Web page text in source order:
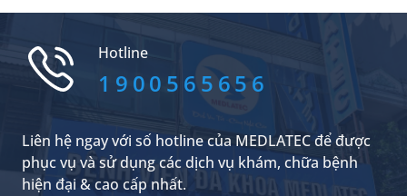
tình trạng sức khỏe và tốc độ hồi phục của
Hotline
1900565656
Liên hệ ngay với số hotline của MEDLATEC để được
phục vụ và sử dụng các dịch vụ khám, chữa bệnh
hiện đại & cao cấp nhất.